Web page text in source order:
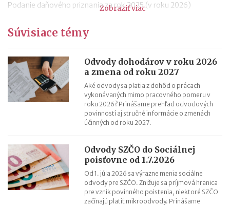
Podanie daňového priznania za rok 2025 (v roku 2026)
Stravné (diéty) od 1.12.2025
Zmeny v sociálnom poistení SZČO od 1.1.2026
Odvodová odpočítateľná položka z príjmu trénerov od 1.1.2026
11 mýtov o dôchodkoch
Zobraziť viac
Súvisiace témy
Odvody dohodárov v roku 2026
a zmena od roku 2027
Aké odvody sa platia z dohôd o prácach
vykonávaných mimo pracovného pomeru v
roku 2026? Prinášame prehľad odvodových
povinností aj stručné informácie o zmenách
účinných od roku 2027.
Odvody SZČO do Sociálnej
poisťovne od 1.7.2026
Od 1. júla 2026 sa výrazne menia sociálne
odvody pre SZČO. Znižuje sa príjmová hranica
pre vznik povinného poistenia, niektoré SZČO
začínajú platiť mikroodvody. Prinášame